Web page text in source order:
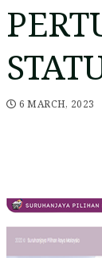
6 MARCH, 2023